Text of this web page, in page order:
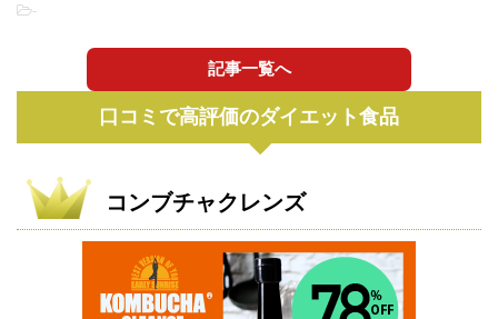
-
記事一覧へ
口コミで高評価のダイエット食品
コンブチャクレンズ